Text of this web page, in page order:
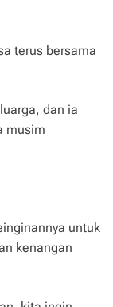
terus bersama
dan ia
musim
untuk
kenangan